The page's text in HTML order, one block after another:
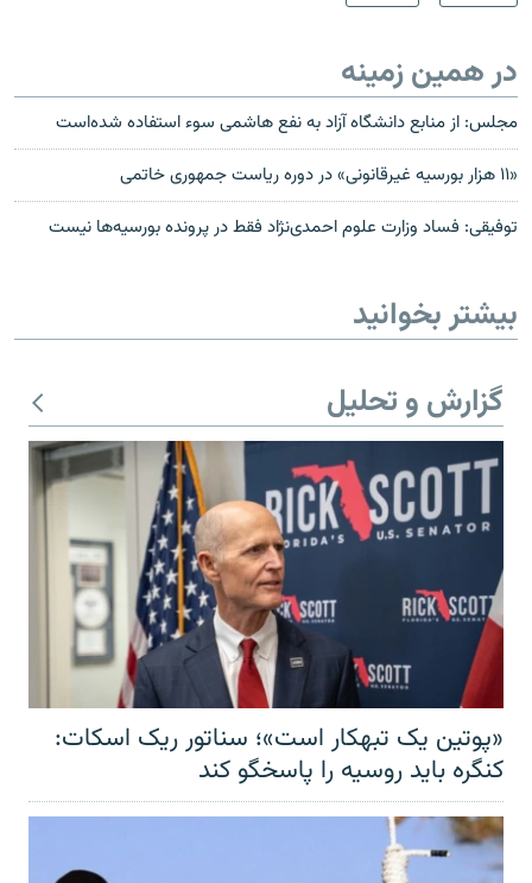
در همین زمینه
مجلس: از منابع دانشگاه آزاد به نفع هاشمی سوء استفاده شده‌است
«۱۱ هزار بورسیه غیرقانونی» در دوره ریاست جمهوری خاتمی
توفیقی: فساد وزارت علوم احمدی‌نژاد فقط در پرونده بورسیه‌ها نیست
بیشتر بخوانید
گزارش و تحلیل
«پوتین یک تبهکار است»؛ سناتور ریک اسکات:
کنگره باید روسیه را پاسخگو کند